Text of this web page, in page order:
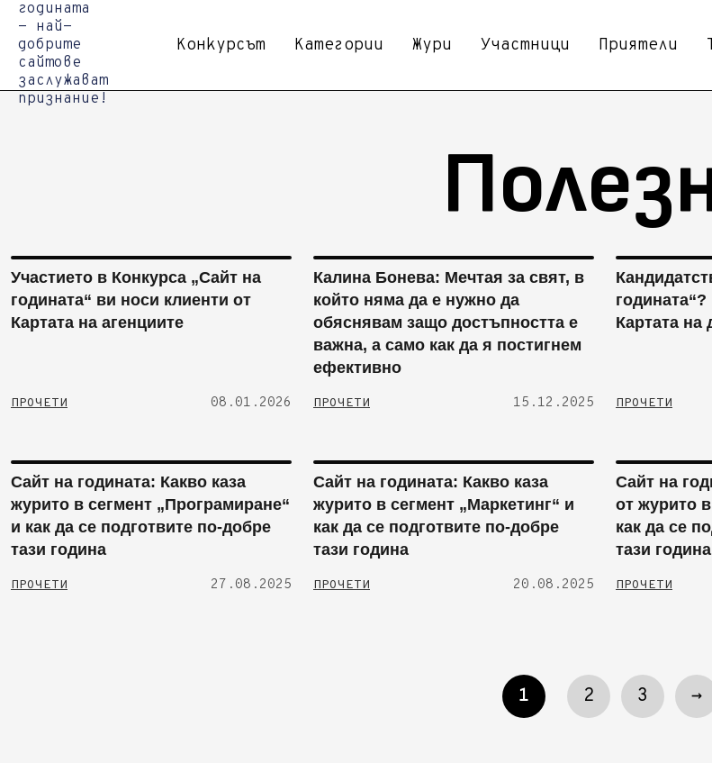
Конкурсът Категории Жури Участници Приятели
Участието в Конкурса „Сайт на
годината“ ви носи клиенти от
Картата на агенциите
ПРОЧЕТИ 08.01.2026
Калина Бонева: Мечтая за свят, в
който няма да е нужно да
обяснявам защо достъпността е
важна, а само как да я постигнем
ефективно
ПРОЧЕТИ 15.12.2025
Картата на
ПРОЧЕТИ
Сайт на годината: Какво каза
журито в сегмент „Програмиране“
и как да се подготвите по-добре
тази година
ПРОЧЕТИ 27.08.2025
Сайт на годината: Какво каза
журито в сегмент „Маркетинг“ и
как да се подготвите по-добре
тази година
ПРОЧЕТИ 20.08.2025
Сайт на
от журито
как да се
тази година
ПРОЧЕТИ
1 2 3 →